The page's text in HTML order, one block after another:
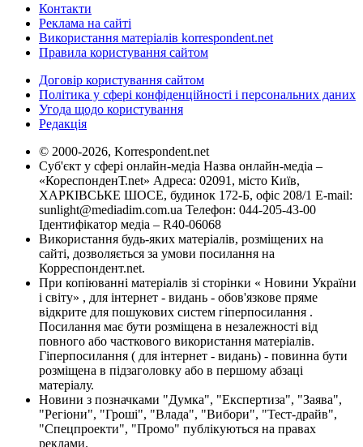
Контакти
Реклама на сайті
Використання матеріалів korrespondent.net
Правила користування сайтом
Договір користування сайтом
Політика у сфері конфіденційності і персональних даних
Угода щодо користування
Редакція
© 2000-2026, Korrespondent.net
Суб'єкт у сфері онлайн-медіа Назва онлайн-медіа –
«КореспонденТ.net» Адреса: 02091, місто Київ,
ХАРКІВСЬКЕ ШОСЕ, будинок 172-Б, офіс 208/1 E-mail:
sunlight@mediadim.com.ua Телефон: 044-205-43-00
Ідентифікатор медіа – R40-06068
Використання будь-яких матеріалів, розміщених на
сайті, дозволяється за умови посилання на
Корреспондент.net.
При копіюванні матеріалів зі сторінки « Новини України
і світу» , для інтернет - видань - обов'язкове пряме
відкрите для пошукових систем гіперпосилання .
Посилання має бути розміщена в незалежності від
повного або часткового використання матеріалів.
Гіперпосилання ( для інтернет - видань) - повинна бути
розміщена в підзаголовку або в першому абзаці
матеріалу.
Новини з позначками "Думка", "Експертиза", "Заява",
"Регіони", "Гроші", "Влада", "Вибори", "Тест-драйв",
"Спецпроекти", "Промо" публікуються на правах
реклами.